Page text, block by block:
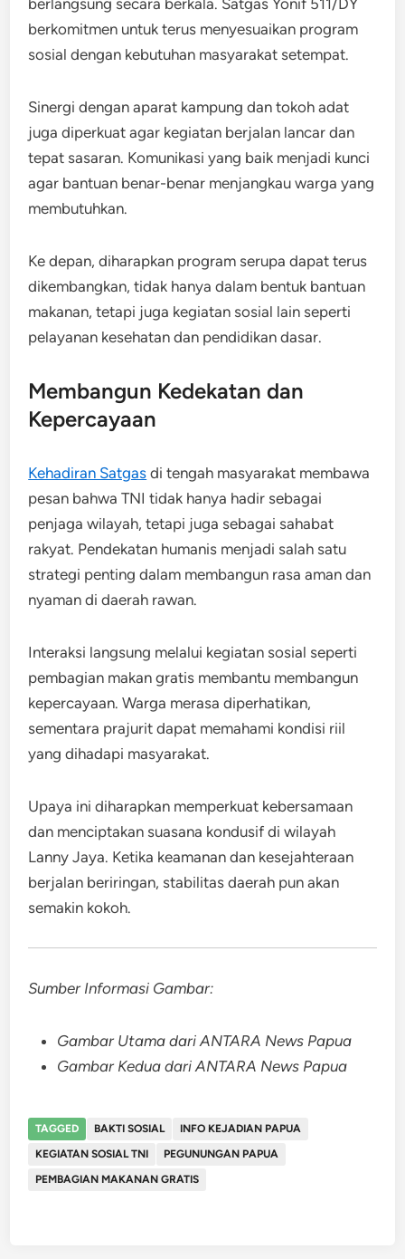
berlangsung secara berkala. Satgas Yonif 511/DY
berkomitmen untuk terus menyesuaikan program
sosial dengan kebutuhan masyarakat setempat.
Sinergi dengan aparat kampung dan tokoh adat
juga diperkuat agar kegiatan berjalan lancar dan
tepat sasaran. Komunikasi yang baik menjadi kunci
agar bantuan benar-benar menjangkau warga yang
membutuhkan.
Ke depan, diharapkan program serupa dapat terus
dikembangkan, tidak hanya dalam bentuk bantuan
makanan, tetapi juga kegiatan sosial lain seperti
pelayanan kesehatan dan pendidikan dasar.
Membangun Kedekatan dan
Kepercayaan
Kehadiran Satgas di tengah masyarakat membawa
pesan bahwa TNI tidak hanya hadir sebagai
penjaga wilayah, tetapi juga sebagai sahabat
rakyat. Pendekatan humanis menjadi salah satu
strategi penting dalam membangun rasa aman dan
nyaman di daerah rawan.
Interaksi langsung melalui kegiatan sosial seperti
pembagian makan gratis membantu membangun
kepercayaan. Warga merasa diperhatikan,
sementara prajurit dapat memahami kondisi riil
yang dihadapi masyarakat.
Upaya ini diharapkan memperkuat kebersamaan
dan menciptakan suasana kondusif di wilayah
Lanny Jaya. Ketika keamanan dan kesejahteraan
berjalan beriringan, stabilitas daerah pun akan
semakin kokoh.
Sumber Informasi Gambar:
Gambar Utama dari ANTARA News Papua
Gambar Kedua dari ANTARA News Papua
TAGGED BAKTI SOSIAL
INFO KEJADIAN PAPUA
KEGIATAN SOSIAL TNI
PEGUNUNGAN PAPUA
PEMBAGIAN MAKANAN GRATIS